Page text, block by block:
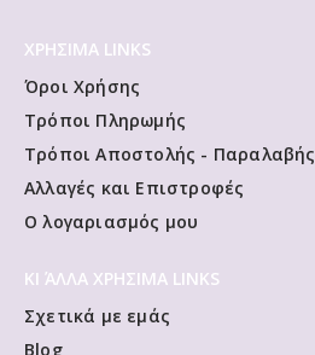
ΧΡΗΣΙΜΑ LINKS
Όροι Χρήσης
Τρόποι Πληρωμής
Τρόποι Αποστολής - Παραλαβής
Αλλαγές και Επιστροφές
Ο λογαριασμός μου
ΚΙ ΆΛΛΑ ΧΡΗΣΙΜΑ LINKS
Σχετικά με εμάς
Blog